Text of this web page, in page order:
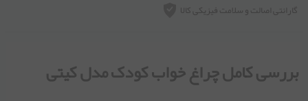
گارانتی اصالت و سلامت فیزیکی کالا
بررسی کامل چراغ خواب کودک مدل کیتی